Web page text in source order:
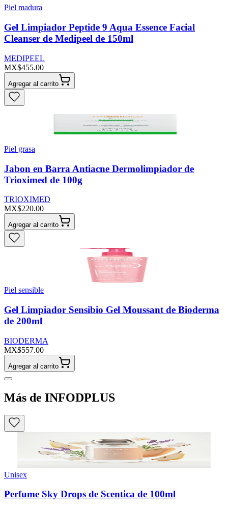
Piel madura
Gel Limpiador Peptide 9 Aqua Essence Facial
Cleanser de Medipeel de 150ml
MEDIPEEL
MX$455.00
Agregar al carrito
Piel grasa
Jabon en Barra Antiacne Dermolimpiador de
Trioximed de 100g
TRIOXIMED
MX$220.00
Agregar al carrito
Piel sensible
Gel Limpiador Sensibio Gel Moussant de Bioderma
de 200ml
BIODERMA
MX$557.00
Agregar al carrito
Más de INFODPLUS
Unisex
Perfume Sky Drops de Scentica de 100ml